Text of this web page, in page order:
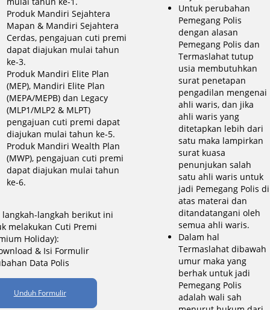
Produk Mandiri Sejahtera
Mapan & Mandiri Sejahtera
Cerdas, pengajuan cuti premi
dapat diajukan mulai tahun
ke-3.
Produk Mandiri Elite Plan
(MEP), Mandiri Elite Plan
(MEPA/MEPB) dan Legacy
(MLP1/MLP2 & MLPT)
pengajuan cuti premi dapat
diajukan mulai tahun ke-5.
Produk Mandiri Wealth Plan
(MWP), pengajuan cuti premi
dapat diajukan mulai tahun
ke-6.
langkah-langkah berikut ini
melakukan Cuti Premi
Holiday):
& Isi Formulir
Data Polis
Unduh Formulir
Untuk perubahan
Pemegang Polis
dengan alasan
Pemegang Polis dan
Termaslahat tutup
usia membutuhkan
surat penetapan
pengadilan mengenai
ahli waris, dan jika
ahli waris yang
ditetapkan lebih dari
satu maka lampirkan
surat kuasa
penunjukan salah
satu ahli waris untuk
jadi Pemegang Polis di
atas materai dan
ditandatangani oleh
semua ahli waris.
Dalam hal
Termaslahat dibawah
umur maka yang
berhak untuk jadi
Pemegang Polis
adalah wali sah